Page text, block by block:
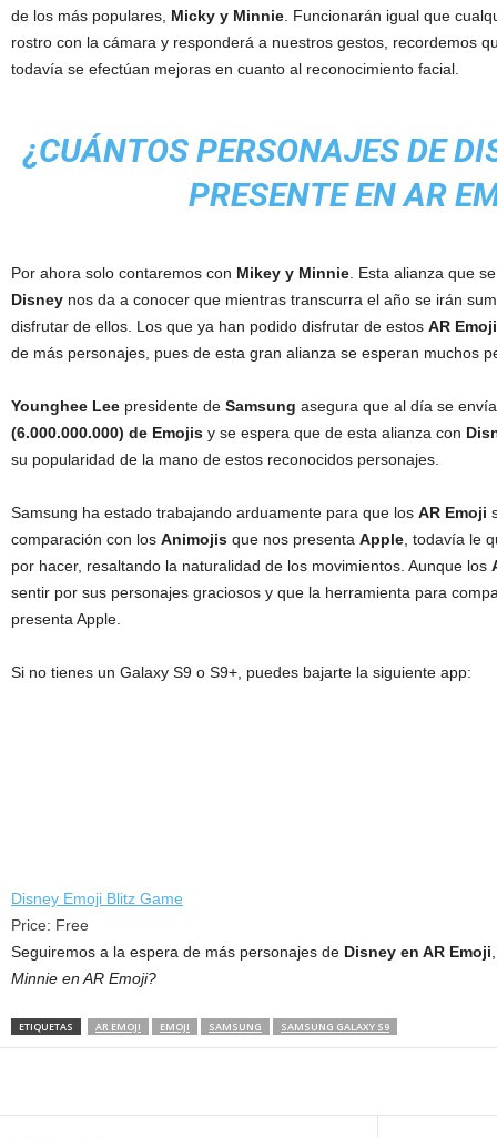
de los más populares, Micky y Minnie. Funcionarán igual que
rostro con la cámara y responderá a nuestros gestos, recordemos
todavía se efectúan mejoras en cuanto al reconocimiento facial.
¿CUÁNTOS PERSONAJES DE
PRESENTE EN AR
Por ahora solo contaremos con Mikey y Minnie. Esta alianza que
Disney nos da a conocer que mientras transcurra el año se irán
disfrutar de ellos. Los que ya han podido disfrutar de estos AR Emoji
de más personajes, pues de esta gran alianza se esperan muchos
Younghee Lee presidente de Samsung asegura que al día se
(6.000.000.000) de Emojis y se espera que de esta alianza con
su popularidad de la mano de estos reconocidos personajes.
Samsung ha estado trabajando arduamente para que los AR Emoji
comparación con los Animojis que nos presenta Apple, todavía le
por hacer, resaltando la naturalidad de los movimientos. Aunque los
sentir por sus personajes graciosos y que la herramienta para
presenta Apple.
Si no tienes un Galaxy S9 o S9+, puedes bajarte la siguiente app:
Disney Emoji Blitz Game
Price: Free
Seguiremos a la espera de más personajes de Disney en AR Emoji,
Minnie en AR Emoji?
ETIQUETAS AR EMOJI EMOJI SAMSUNG SAMSUNG GALAXY S9